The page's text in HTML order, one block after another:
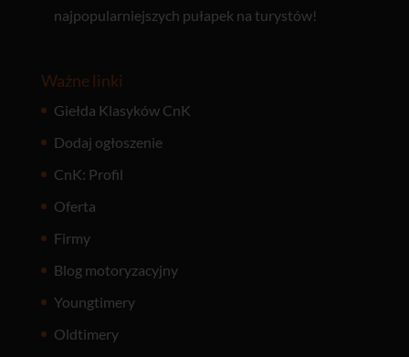
najpopularniejszych pułapek na turystów!
Ważne linki
Giełda Klasyków CnK
Dodaj ogłoszenie
CnK: Profil
Oferta
Firmy
Blog motoryzacyjny
Youngtimery
Oldtimery